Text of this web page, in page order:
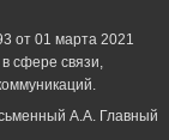
от 01 марта 2021
сфере связи,
А.А. Главный